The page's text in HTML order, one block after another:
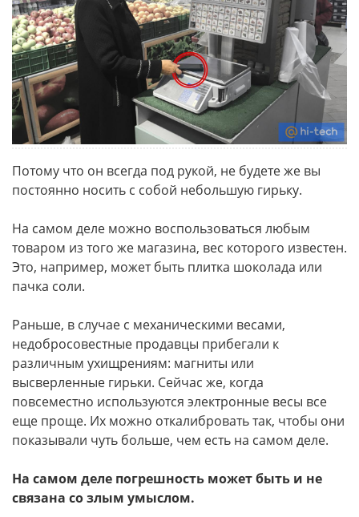
Потому что он всегда под рукой, не будете же вы
постоянно носить с собой небольшую гирьку.
На самом деле можно воспользоваться любым
товаром из того же магазина, вес которого известен.
Это, например, может быть плитка шоколада или
пачка соли.
Раньше, в случае с механическими весами,
недобросовестные продавцы прибегали к
различным ухищрениям: магниты или
высверленные гирьки. Сейчас же, когда
повсеместно используются электронные весы все
еще проще. Их можно откалибровать так, чтобы они
показывали чуть больше, чем есть на самом деле.
На самом деле погрешность может быть и не
связана со злым умыслом.